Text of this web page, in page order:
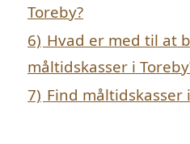
Toreby?
6) Hvad er med til at
måltidskasser i
7) Find